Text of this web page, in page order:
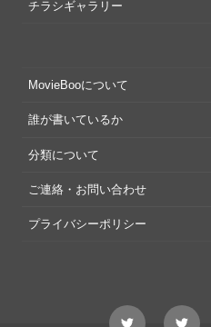
チラシギャラリー
MovieBooについて
誰が書いているか
分類について
ご連絡・お問い合わせ
プライバシーポリシー
Twitter Twitter